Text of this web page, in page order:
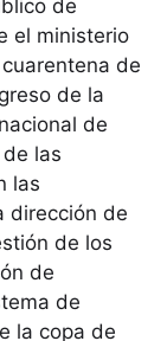
de
el ministerio
de
de la
de
las
las
dirección de
de los
de
de
la copa de